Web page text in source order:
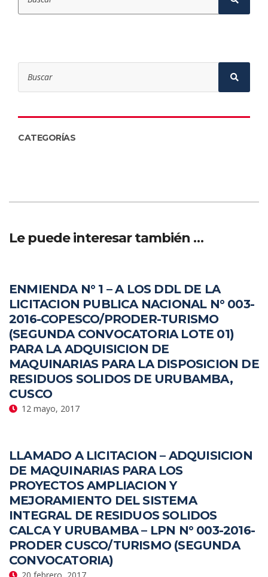
Le puede interesar también …
ENMIENDA N° 1 – A LOS DDL DE LA
LICITACION PUBLICA NACIONAL N° 003-
2016-COPESCO/PRODER-TURISMO
(SEGUNDA CONVOCATORIA LOTE 01)
PARA LA ADQUISICION DE
MAQUINARIAS PARA LA DISPOSICION DE
RESIDUOS SOLIDOS DE URUBAMBA,
CUSCO
12 mayo, 2017
LLAMADO A LICITACION – ADQUISICION
DE MAQUINARIAS PARA LOS
PROYECTOS AMPLIACION Y
MEJORAMIENTO DEL SISTEMA
INTEGRAL DE RESIDUOS SOLIDOS
CALCA Y URUBAMBA – LPN N° 003-2016-
PRODER CUSCO/TURISMO (SEGUNDA
CONVOCATORIA)
20 febrero, 2017